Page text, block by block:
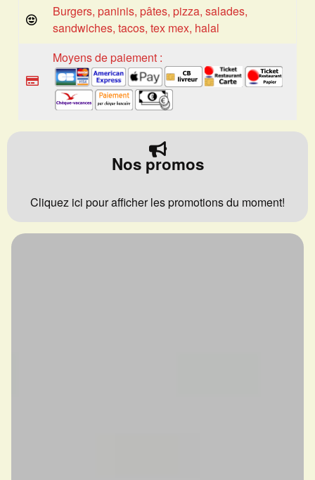
Burgers, paninis, pâtes, pizza, salades,
sandwiches, tacos, tex mex, halal
Moyens de paiement :
Nos promos
Cliquez ici pour afficher les promotions du moment!